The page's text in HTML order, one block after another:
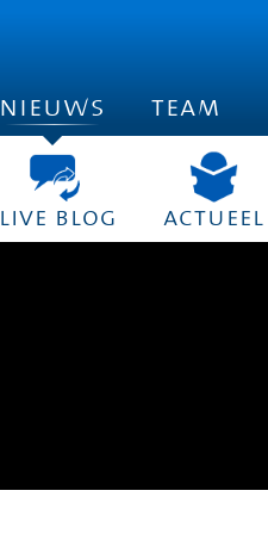
nieuws
live blog actueel
team